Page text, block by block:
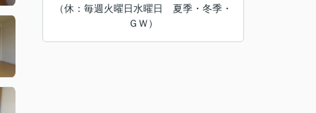
（休：毎週火曜日水曜日 夏季・冬季・
ＧＷ）